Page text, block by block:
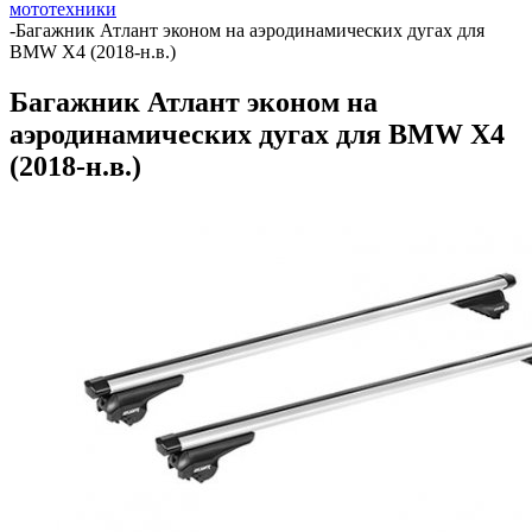
мототехники
-Багажник Атлант эконом на аэродинамических дугах для
BMW X4 (2018-н.в.)
Багажник Атлант эконом на
аэродинамических дугах для BMW X4
(2018-н.в.)